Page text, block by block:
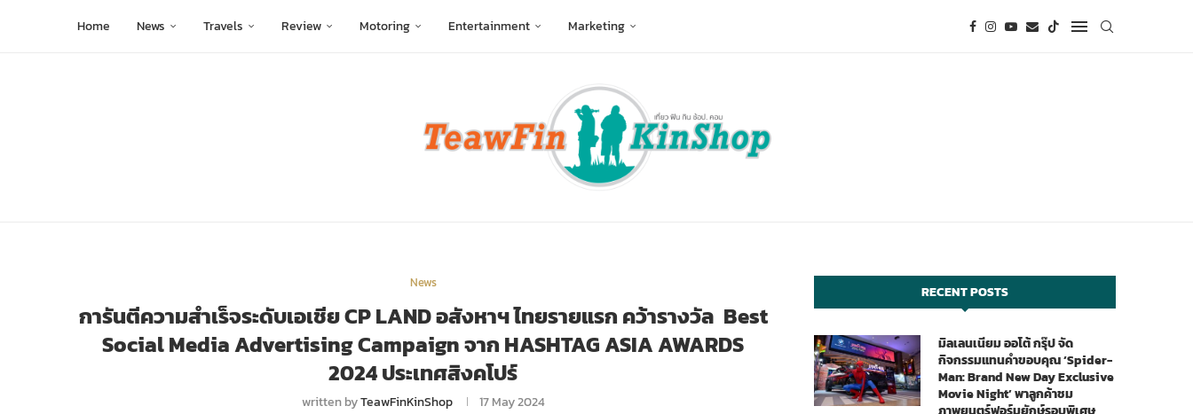
Home News Travels Review Motoring Entertainment Marketing
News
การันตีความสำเร็จระดับเอเชีย CP LAND อสังหาฯ ไทยรายแรก คว้ารางวัล Best
Social Media Advertising Campaign จาก HASHTAG ASIA AWARDS
2024 ประเทศสิงคโปร์
written byTeawFinKinShop 17 May 2024
RECENT POSTS
มิลเลนเนียม ออโต้ กรุ๊ป จัด
กิจกรรมแทนคำขอบคุณ ‘Spider-
Man: Brand New Day Exclusive
Movie Night’ พาลูกค้าชม